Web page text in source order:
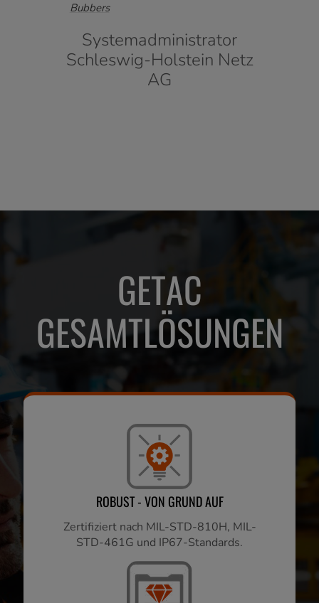
Bubbers
Systemadministrator
Schleswig-Holstein Netz
AG
GETAC
GESAMTLÖSUNGEN
ROBUST - VON GRUND AUF
Zertifiziert nach MIL-STD-810H, MIL-
STD-461G und IP67-Standards.